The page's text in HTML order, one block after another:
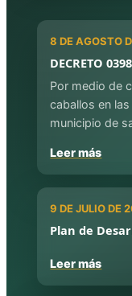
8 DE AGOSTO
DECRETO
Por medio de
caballos en
municipio de
Leer más
9 DE JULIO DE
Plan de
Leer más